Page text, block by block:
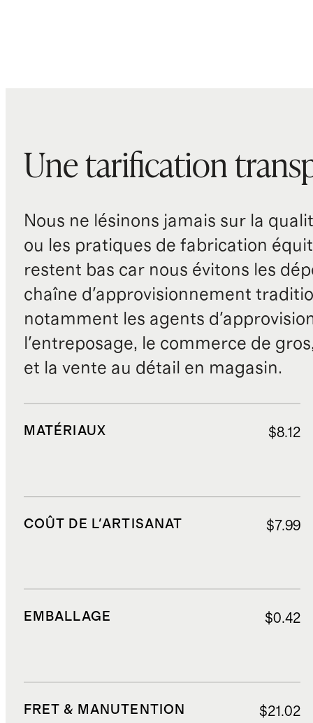
Une tarification
Nous ne lésinons jamais sur la
ou les pratiques de fabrication
restent bas car nous évitons les
chaîne d'approvisionnement
notamment les agents
l'entreposage, le commerce de
et la vente au détail en magasin.
MATÉRIAUX $8.12
COÛT DE L'ARTISANAT $7.99
EMBALLAGE $0.42
FRET & MANUTENTION $21.02